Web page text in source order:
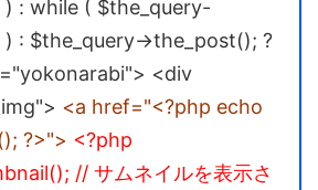
) : while ( $the_query-
: $the_query->the_post(); ?
<div
<a href="<?php echo
?>"> <?php
// サムネイルを表示さ